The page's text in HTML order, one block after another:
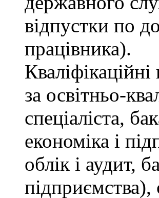
відпустки по
працівника).
за освітньо-
спеціаліста,
економіка і
облік і аудит,